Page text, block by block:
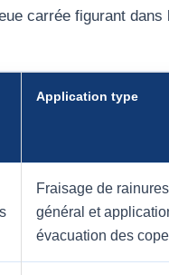
carrée figurant
Application type
Fraisage de
général et
évacuation des